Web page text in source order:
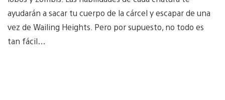
ayudarán a sacar tu cuerpo de la cárcel y escapar de una
vez de Wailing Heights. Pero por supuesto, no todo es
tan fácil…